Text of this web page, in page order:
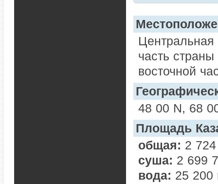
Центральная
часть
восточной
48 00 N, 68
Площадь
общая: 2
суша: 2 699
вода: 25 200